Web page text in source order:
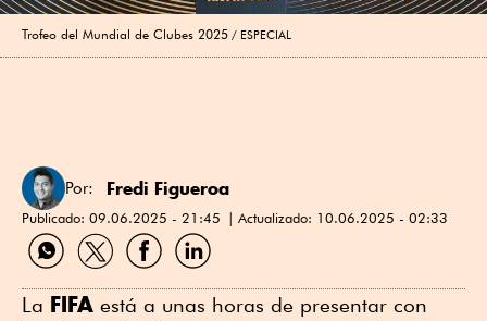
Trofeo del Mundial de Clubes 2025 ESPECIAL
Por: Fredi Figueroa
Publicado: 09.06.2025 - 21:45 Actualizado: 10.06.2025 - 02:33
Compartir
por
Compartir
por
Compartir
por
Compartir
por
La FIFA está a unas horas de presentar con